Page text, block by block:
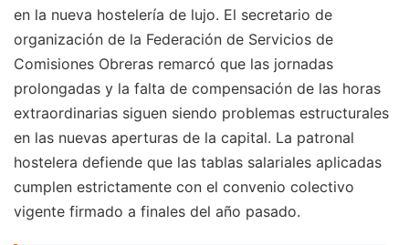
en la nueva hostelería de lujo. El secretario de
organización de la Federación de Servicios de
Comisiones Obreras remarcó que las jornadas
prolongadas y la falta de compensación de las horas
extraordinarias siguen siendo problemas estructurales
en las nuevas aperturas de la capital. La patronal
hostelera defiende que las tablas salariales aplicadas
cumplen estrictamente con el convenio colectivo
vigente firmado a finales del año pasado.